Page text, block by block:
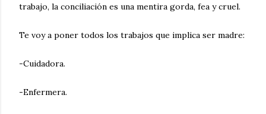
trabajo, la conciliación es una mentira gorda, fea y cruel.
Te voy a poner todos los trabajos que implica ser madre:
-Cuidadora.
-Enfermera.